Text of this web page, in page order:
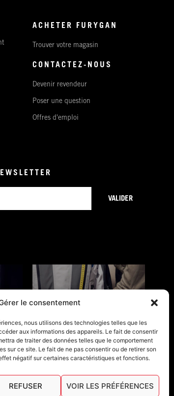
le consentement
nous utilisons des technologies telles que les
aux informations des appareils. Le fait de consentir
de traiter des données telles que le comportement
sur ce site. Le fait de ne pas consentir ou de retirer son
négatif sur certaines caractéristiques et fonctions.
REFUSER VOIR LES PRÉFÉRENCES
ACHETER FURYGAN
Trouver votre magasin
CONTACTEZ-NOUS
Devenir revendeur
Poser une question
Offres d'emploi
VALIDER
GUIDES TAILLES